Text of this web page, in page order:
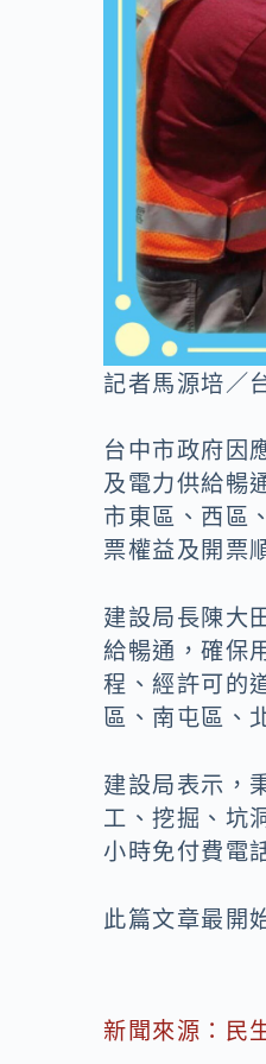
記者馬源培／
台中市政府因
及電力供給暢
市東區、西區
票權益及開票
建設局長陳大
給暢通，確保
程、經許可的
區、南屯區、
建設局表示，
工、挖掘、坑
小時免付費電
此篇文章最開
新聞來源：民